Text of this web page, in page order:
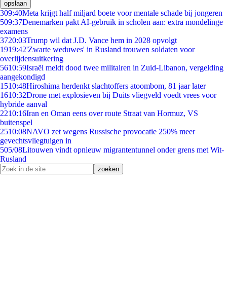
opslaan
309:40Meta krijgt half miljard boete voor mentale schade bij jongeren
509:37Denemarken pakt AI-gebruik in scholen aan: extra mondelinge
examens
3720:03Trump wil dat J.D. Vance hem in 2028 opvolgt
1919:42'Zwarte weduwes' in Rusland trouwen soldaten voor
overlijdensuitkering
5610:59Israël meldt dood twee militairen in Zuid-Libanon, vergelding
aangekondigd
1510:48Hiroshima herdenkt slachtoffers atoombom, 81 jaar later
1610:32Drone met explosieven bij Duits vliegveld voedt vrees voor
hybride aanval
2210:16Iran en Oman eens over route Straat van Hormuz, VS
buitenspel
2510:08NAVO zet wegens Russische provocatie 250% meer
gevechtsvliegtuigen in
505/08Litouwen vindt opnieuw migrantentunnel onder grens met Wit-
Rusland